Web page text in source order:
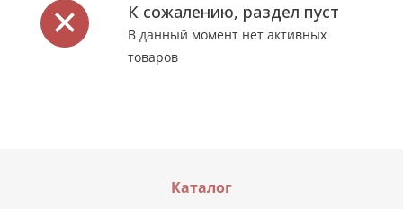
К сожалению, раздел пуст
В данный момент нет активных
товаров
Каталог